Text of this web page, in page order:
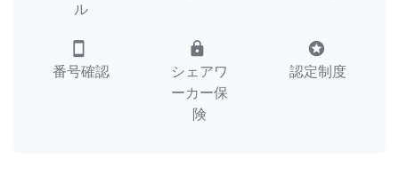
ル
smartphone
番号確認
lock
シェアワ
ーカー保
険
stars
認定制度